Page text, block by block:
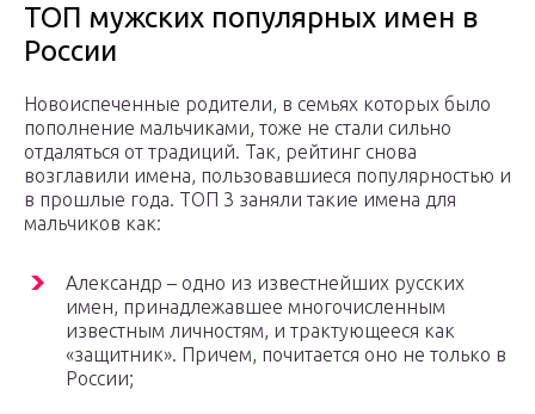
ТОП мужских популярных имен в
России
Новоиспеченные родители, в семьях которых было
пополнение мальчиками, тоже не стали сильно
отдаляться от традиций. Так, рейтинг снова
возглавили имена, пользовавшиеся популярностью и
в прошлые года. ТОП 3 заняли такие имена для
мальчиков как:
Александр – одно из известнейших русских
имен, принадлежавшее многочисленным
известным личностям, и трактующееся как
«защитник». Причем, почитается оно не только в
России;